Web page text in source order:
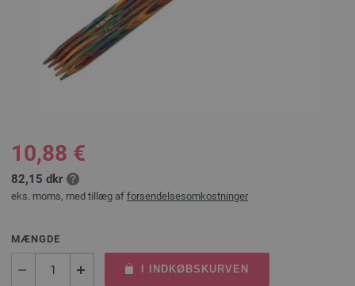
10,88 €
82,15 dkr
eks. moms, med tillæg af forsendelsesomkostninger
MÆNGDE
I INDKØBSKURVEN